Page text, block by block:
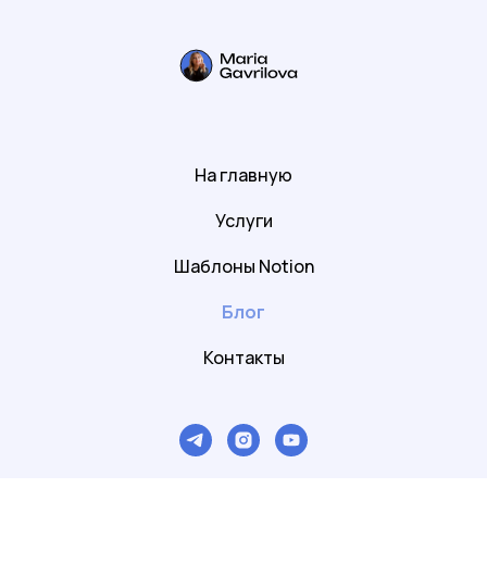
На главную
Услуги
Шаблоны Notion
Блог
Контакты